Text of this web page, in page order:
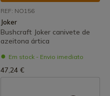
REF: NO156
Joker
Bushcraft Joker canivete de
azeitona ártica
Em stock - Envio imediato
47,24 €